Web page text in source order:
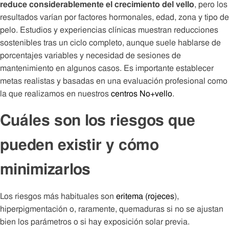
reduce considerablemente el crecimiento del vello, pero los
resultados varían por factores hormonales, edad, zona y tipo de
pelo. Estudios y experiencias clínicas muestran reducciones
sostenibles tras un ciclo completo, aunque suele hablarse de
porcentajes variables y necesidad de sesiones de
mantenimiento en algunos casos. Es importante establecer
metas realistas y basadas en una evaluación profesional como
la que realizamos en nuestroscentros No+vello.
Cuáles son los riesgos que
pueden existir y cómo
minimizarlos
Los riesgos más habituales son eritema (rojeces),
hiperpigmentación o, raramente, quemaduras si no se ajustan
bien los parámetros o si hay exposición solar previa.